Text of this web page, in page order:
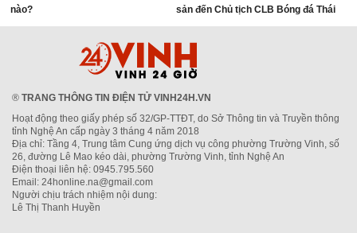
nào?
sản đến Chủ tịch CLB Bóng đá Thái
Nguyên
® TRANG THÔNG TIN ĐIỆN TỬ VINH24H.VN
Hoạt động theo giấy phép số 32/GP-TTĐT, do Sở Thông tin và Truyền thông
tỉnh Nghệ An cấp ngày 3 tháng 4 năm 2018
Địa chỉ: Tầng 4, Trung tâm Cung ứng dịch vụ công phường Trường Vinh, số
26, đường Lê Mao kéo dài, phường Trường Vinh, tỉnh Nghệ An
Điện thoại liên hệ: 0945.795.560
Email: 24honline.na@gmail.com
Người chịu trách nhiệm nội dung:
Lê Thị Thanh Huyền